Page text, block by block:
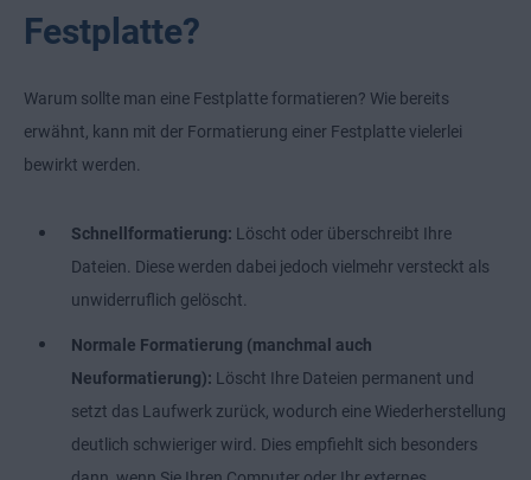
Festplatte?
Warum sollte man eine Festplatte formatieren? Wie bereits
erwähnt, kann mit der Formatierung einer Festplatte vielerlei
bewirkt werden.
Schnellformatierung: Löscht oder überschreibt Ihre
Dateien. Diese werden dabei jedoch vielmehr versteckt als
unwiderruflich gelöscht.
Normale Formatierung (manchmal auch
Neuformatierung): Löscht Ihre Dateien permanent und
setzt das Laufwerk zurück, wodurch eine Wiederherstellung
deutlich schwieriger wird. Dies empfiehlt sich besonders